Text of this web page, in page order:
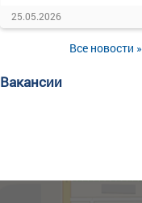
25.05.2026
Все новости »
Вакансии